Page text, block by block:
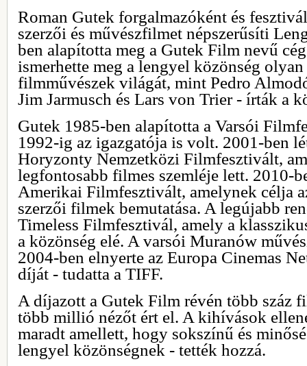
Roman Gutek forgalmazóként és
szerzői és művészfilmet népszerűsíti
ben alapította meg a Gutek Film nevű
ismerhette meg a lengyel közönség
filmművészek világát, mint Pedro
Jim Jarmusch és Lars von Trier - írták a
Gutek 1985-ben alapította a Varsói
1992-ig az igazgatója is volt. 2001-ben
Horyzonty Nemzetközi Filmfesztivált,
legfontosabb filmes szemléje lett. 2010-
Amerikai Filmfesztivált, amelynek célja
szerzői filmek bemutatása. A legújabb
Timeless Filmfesztivál, amely a
a közönség elé. A varsói Muranów
2004-ben elnyerte az Europa Cinemas
díját - tudatta a TIFF.
A díjazott a Gutek Film révén több száz
több millió nézőt ért el. A kihívások
maradt amellett, hogy sokszínű és
lengyel közönségnek - tették hozzá.